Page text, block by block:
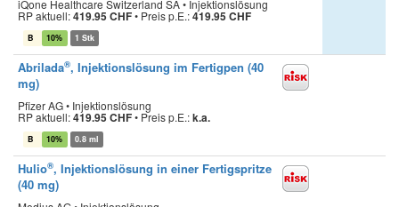
iQone Healthcare Switzerland SA • Injektionslösung
RP aktuell:419.95 CHF• Preis p.E.:419.95 CHF
B 10% 1 Stk
Abrilada®, Injektionslösung im Fertigpen (40
mg)
Pfizer AG • Injektionslösung
RP aktuell:419.95 CHF• Preis p.E.:k.a.
B 10% 0.8 ml
Hulio®, Injektionslösung in einer Fertigspritze
(40 mg)